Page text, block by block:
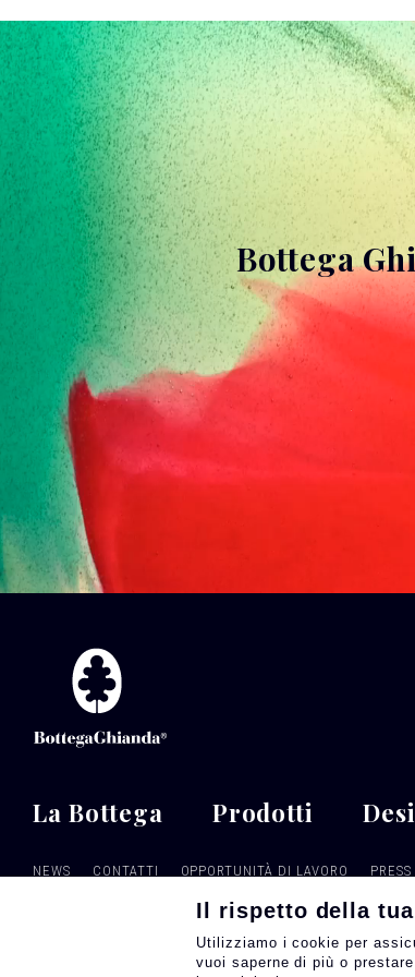
Bottega
La Bottega Prodotti
NEWS CONTATTI OPPORTUNITÀ DI LAVORO PRESS
Follow
Il rispetto della
Utilizziamo i cookie per
vuoi saperne di più o